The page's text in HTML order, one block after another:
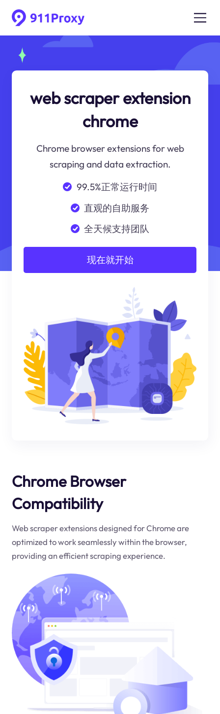
web scraper extension
chrome
Chrome browser extensions for web
scraping and data extraction.
99.5%正常运行时间
直观的自助服务
全天候支持团队
现在就开始
Chrome Browser
Compatibility
Web scraper extensions designed for Chrome are
optimized to work seamlessly within the browser,
providing an efficient scraping experience.